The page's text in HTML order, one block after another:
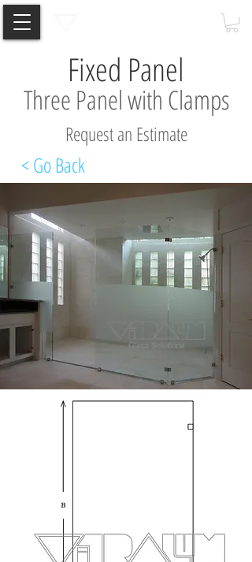
Fixed Panel
Three Panel with Clamps
Request an Estimate
< Go Back